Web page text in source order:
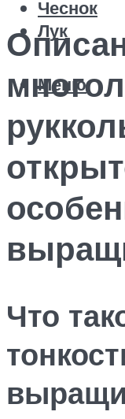
Чеснок
Лук
Меню
Что